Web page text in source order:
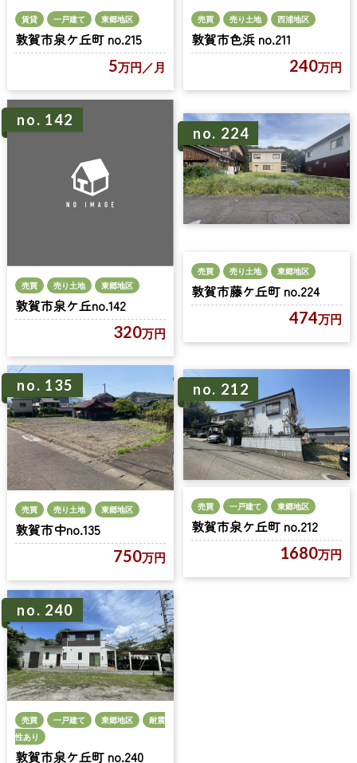
賃貸 一戸建て 東郷地区
敦賀市泉ケ丘町 no.215
5万円 ／月
売買 売り土地 西浦地区
敦賀市色浜 no.211
240万円
no. 142
売買 売り土地 東郷地区
敦賀市泉ケ丘no.142
320万円
no. 224
売買 売り土地 東郷地区
敦賀市藤ケ丘町 no.224
474万円
no. 135
売買 売り土地 東郷地区
敦賀市中no.135
750万円
no. 212
売買 一戸建て 東郷地区
敦賀市泉ケ丘町 no.212
1680万円
no. 240
売買 一戸建て 東郷地区
耐震
性あり
敦賀市泉ケ丘町 no.240